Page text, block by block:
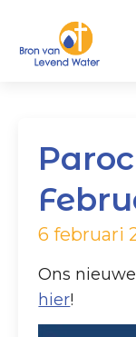
6 februari
Ons
hier!